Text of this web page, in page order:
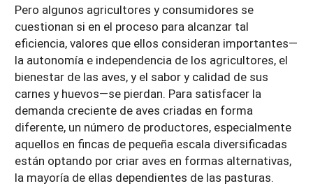
Pero algunos agricultores y consumidores se
cuestionan si en el proceso para alcanzar tal
eficiencia, valores que ellos consideran importantes—
la autonomía e independencia de los agricultores, el
bienestar de las aves, y el sabor y calidad de sus
carnes y huevos—se pierdan. Para satisfacer la
demanda creciente de aves criadas en forma
diferente, un número de productores, especialmente
aquellos en fincas de pequeña escala diversificadas
están optando por criar aves en formas alternativas,
la mayoría de ellas dependientes de las pasturas.